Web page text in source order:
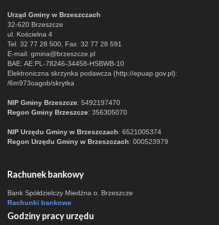
Urząd Gminy w Brzeszczach
32-620 Brzeszcze
ul. Kościelna 4
Tel. 32 77 28 500, Fax. 32 77 28 591
E-mail: gmina@brzeszcze.pl
BAE: AE:PL-78246-34458-HSBWB-10
Elektroniczna skrzynka podawcza (http://epuap.gov.pl):
/6m973oagob/skrytka
NIP Gminy Brzeszcze: 5492197470
Regon Gminy Brzeszcze: 356305070
NIP Urzędu Gminy w Brzeszczach: 6521005374
Regon Urzędu Gminy w Brzeszczach: 000523979
Rachunek bankowy
Bank Spółdzielczy Miedźna o. Brzeszcze
Rachunki bankowe
Godziny pracy urzędu